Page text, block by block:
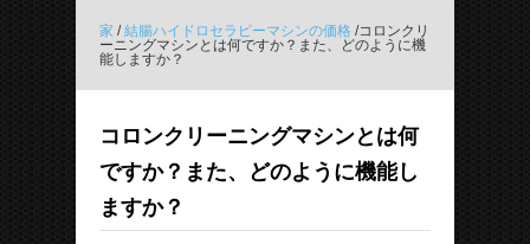
家 /結腸ハイドロセラピーマシンの価格 /コロンクリ
ーニングマシンとは何ですか？また、どのように機
能しますか？
コロンクリーニングマシンとは何
ですか？また、どのように機能し
ますか？